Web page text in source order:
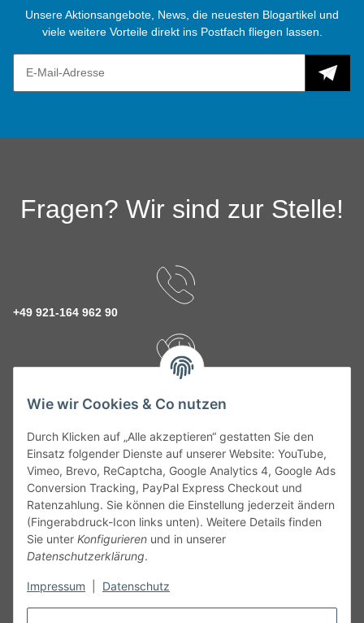
Wie wir Cookies & Co nutzen
Durch Klicken auf „Alle akzeptieren“ gestatten Sie den
Einsatz folgender Dienste auf unserer Website: YouTube,
Vimeo, Brevo, ReCaptcha, Google Analytics 4, Google Ads
Conversion Tracking, PayPal Express Checkout und
Ratenzahlung. Sie können die Einstellung jederzeit ändern
(Fingerabdruck-Icon links unten). Weitere Details finden
Sie unter Konfigurieren und in unserer
Datenschutzerklärung.
Impressum Datenschutz
Unsere Aktionsangebote, News, die neuesten Blogartikel und
viele weitere Vorteile direkt ins Postfach fliegen lassen.
Fragen? Wir sind zur Stelle!
+49 921-164 962 90
kontakt@theo-schrauben.de
Service
Gesetzliche Informationen